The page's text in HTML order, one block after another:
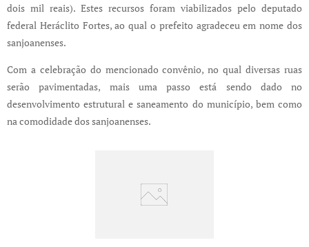
dois mil reais). Estes recursos foram viabilizados pelo deputado
federal Heráclito Fortes, ao qual o prefeito agradeceu em nome dos
sanjoanenses.
Com a celebração do mencionado convênio, no qual diversas ruas
serão pavimentadas, mais uma passo está sendo dado no
desenvolvimento estrutural e saneamento do município, bem como
na comodidade dos sanjoanenses.